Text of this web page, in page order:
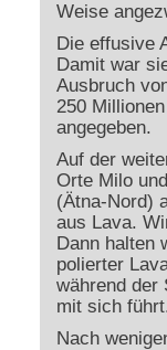
Weise
Die effusive
Damit war
Ausbruch
250
angegeben.
Auf der
Orte Milo
(Ätna-Nord)
aus Lava.
Dann halten
polierter
während der
mit sich
Nach